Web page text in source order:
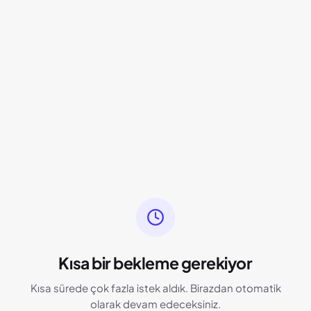
Kısa bir bekleme gerekiyor
Kısa sürede çok fazla istek aldık. Birazdan otomatik
olarak devam edeceksiniz.